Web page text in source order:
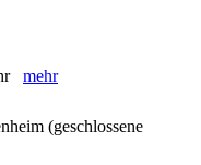
mehr
(geschlossene